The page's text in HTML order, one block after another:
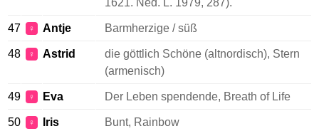
1621. Ned. L. 1979, 287).
47 ♀ Antje Barmherzige / süß
48 ♀ Astrid
die göttlich Schöne (altnordisch), Stern
(armenisch)
49 ♀ Eva Der Leben spendende, Breath of Life
50 ♀ Iris Bunt, Rainbow